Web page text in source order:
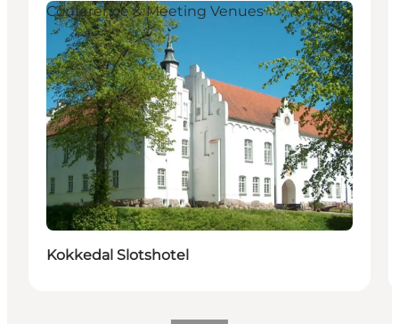
Conference & Meeting Venues
Kokkedal Slotshotel